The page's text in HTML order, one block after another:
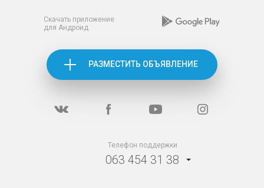
Скачать приложение
для Андроид
РАЗМЕСТИТЬ ОБЪЯВЛЕНИЕ
Телефон поддержки
063 454 31 38